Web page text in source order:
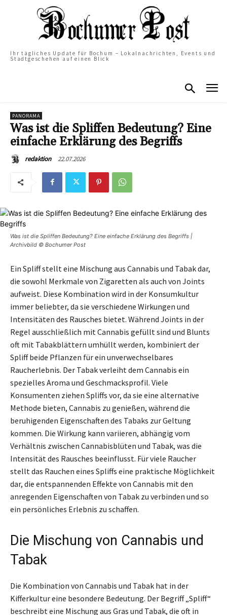
Ihr tägliches Update für Bochum – Lokalnachrichten, Events und
Stadtgeschehen auf einen Blick
PANORAMA
Was ist die Spliffen Bedeutung? Eine
einfache Erklärung des Begriffs
redaktion 22.07.2026
Was ist die Spliffen Bedeutung? Eine einfache Erklärung des Begriffs |
Archivbild © Bochumer Post
Ein Spliff stellt eine Mischung aus Cannabis und Tabak dar,
die sowohl Merkmale von Zigaretten als auch von Joints
aufweist. Diese Kombination wird in der Konsumkultur
immer beliebter, da sie verschiedene Wirkungen und
Intensitäten des Rausches bietet. Während Joints in der
Regel ausschließlich mit Cannabis gefüllt sind und Blunts
oft mit Tabakblättern umhüllt werden, kombiniert der
Spliff beide Pflanzen für ein unverwechselbares
Raucherlebnis. Der Tabak verleiht dem Cannabis ein
spezielles Aroma und Geschmacksprofil. Viele
Konsumenten ziehen Spliffs vor, da sie eine alternative
Methode bieten, Cannabis zu genießen, während die
beruhigenden Eigenschaften des Tabaks zur Geltung
kommen. Die Wirkung kann variieren, abhängig vom
Verhältnis zwischen Cannabisblüten und Tabak, was die
Intensität des Rausches beeinflusst. Für viele Raucher
stellt das Rauchen eines Spliffs eine praktische Möglichkeit
dar, die entspannenden Effekte von Cannabis mit den
anregenden Eigenschaften von Tabak zu verbinden und so
ein persönliches Erlebnis zu schaffen.
Die Mischung von Cannabis und
Tabak
Die Kombination von Cannabis und Tabak hat in der
Kifferkultur eine besondere Bedeutung. Der Begriff „Spliff“
beschreibt eine Mischung aus Gras und Tabak, die oft in